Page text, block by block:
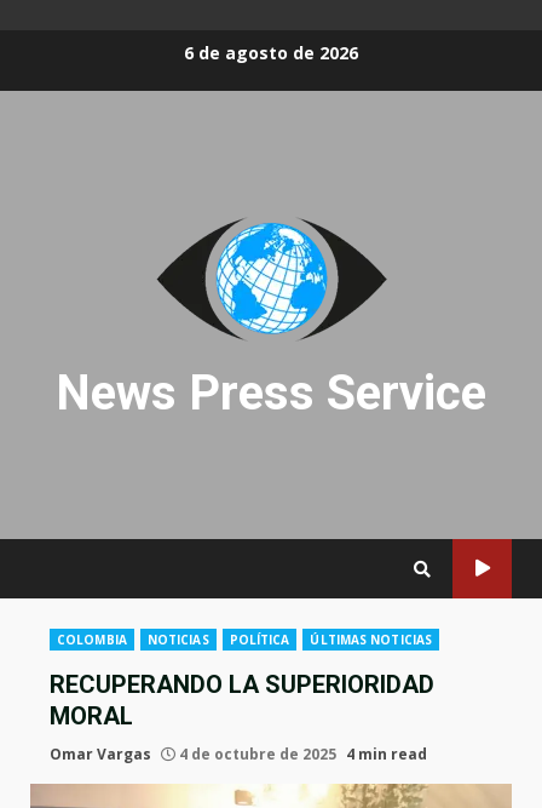
6 de agosto de 2026
News Press Service
COLOMBIA NOTICIAS POLÍTICA ÚLTIMAS NOTICIAS
RECUPERANDO LA SUPERIORIDAD
MORAL
Omar Vargas 4 de octubre de 2025 4 min read